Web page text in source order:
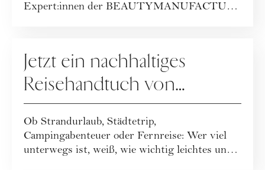
Expert:innen der BEAUTYMANUFACTUR
Jetzt ein nachhaltiges
Reisehandtuch von
Buvanha gewinnen
Ob Strandurlaub, Städtetrip,
Campingabenteuer oder Fernreise: Wer viel
unterwegs ist, weiß, wie wichtig leichtes und